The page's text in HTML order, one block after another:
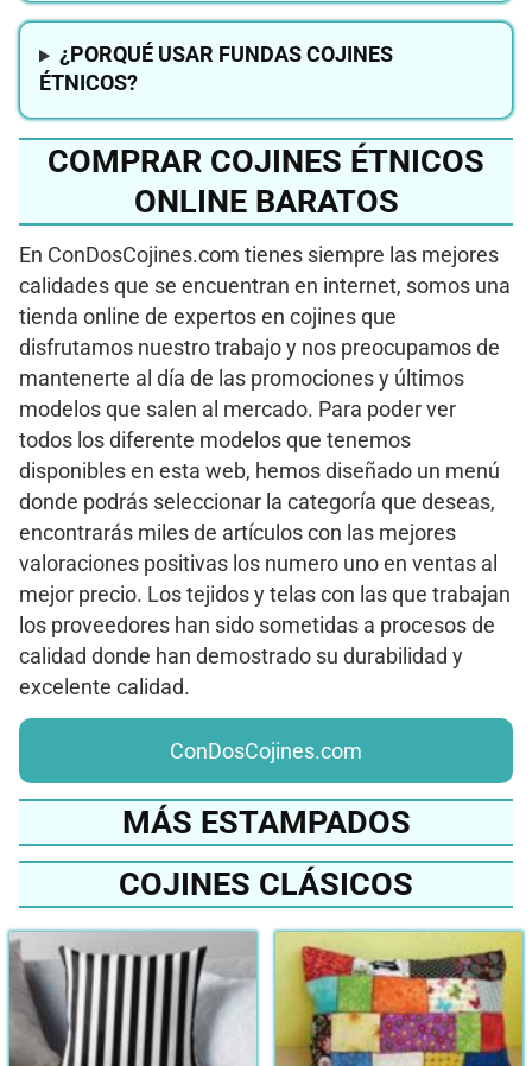
¿PORQUÉ USAR FUNDAS COJINES
ÉTNICOS?
COMPRAR COJINES ÉTNICOS
ONLINE BARATOS
En ConDosCojines.com tienes siempre las mejores
calidades que se encuentran en internet, somos una
tienda online de expertos en cojines que
disfrutamos nuestro trabajo y nos preocupamos de
mantenerte al día de las promociones y últimos
modelos que salen al mercado. Para poder ver
todos los diferente modelos que tenemos
disponibles en esta web, hemos diseñado un menú
donde podrás seleccionar la categoría que deseas,
encontrarás miles de artículos con las mejores
valoraciones positivas los numero uno en ventas al
mejor precio. Los tejidos y telas con las que trabajan
los proveedores han sido sometidas a procesos de
calidad donde han demostrado su durabilidad y
excelente calidad.
ConDosCojines.com
MÁS ESTAMPADOS
COJINES CLÁSICOS